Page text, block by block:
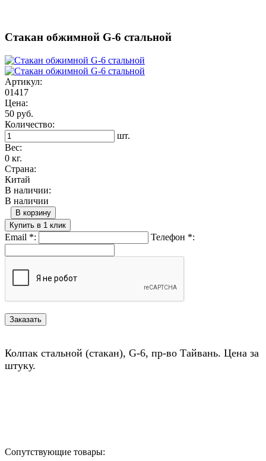
Стакан обжимной G-6 стальной
Артикул:
01417
Цена:
50 руб.
Количество:
шт.
Вес:
0 кг.
Страна:
Китай
В наличии:
В наличии
В корзину
Купить в 1 клик
Email *: Телефон *:
Колпак стальной (стакан), G-6, пр-во Тайвань. Цена за
штуку.
Сопутствующие товары: